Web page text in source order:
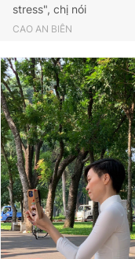
stress", chị nói
CAO AN BIÊN